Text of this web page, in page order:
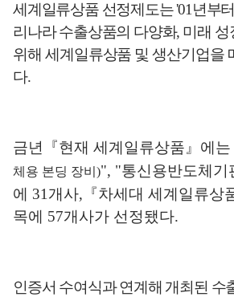
세계일류상품 선정제도는'01년부
리나라 수출상품의 다양화, 미래 성
위해 세계일류상품 및 생산기업을
다.
금년 『현재 세계일류상품』 에는
체용 본딩 장비 )", "통신용반도체기
에 31개사, 『차세대 세계일류상
목에 57개사가 선정됐다.
인증서 수여식과 연계해 개최된 수